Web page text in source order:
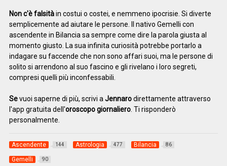
Non c'è falsitàin costui o costei, e nemmeno ipocrisie. Si diverte
semplicemente ad aiutare le persone. Il nativo Gemelli con
ascendente in Bilancia sa sempre come dire la parola giusta al
momento giusto. La sua infinita curiosità potrebbe portarlo a
indagare su faccende che non sono affari suoi, ma le persone di
solito si arrendono al suo fascino e gli rivelano i loro segreti,
compresi quelli più inconfessabili.
Sevuoi saperne di più, scrivi a Jennarodirettamente attraverso
l'app gratuita dell'oroscopo giornaliero. Ti risponderò
personalmente.
Ascendente 144 Astrologia 477 Bilancia 86
Gemelli 90